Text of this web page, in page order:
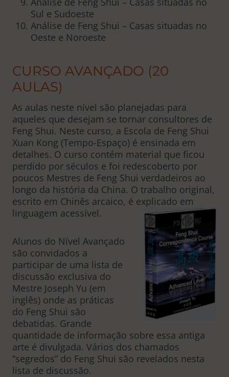
Sul e Sudoeste
Análise de Feng Shui – Casas situadas no
Oeste e Noroeste
CURSO AVANÇADO (20
AULAS)
As aulas neste nível são planejadas para
aqueles que desejam se tornar consultores de
Feng Shui. Neste curso, a Escola de Feng Shui
Xuan Kong (Tempo-Espaço) é ensinada em
detalhes. O curso contém material que ficou
perdido por séculos e foi redescoberto por
poucos Mestres de Feng Shui verdadeiros ao
longo da história da China. O trabalho original,
escrito em Chinês arcaico, é explicado em
linguagem acessível.
Alunos do Nível Avançado
são convidados a
participar de uma lista de
discussão exclusiva do
Mestre Joseph Yu (em
inglês) onde as práticas
do Feng Shui são
debatidas. Grande
quantidade de informação sobre essa antiga
arte é divulgada. Vários dos chamados
“segredos” do Feng Shui são revelados nesta
lista de discussão.